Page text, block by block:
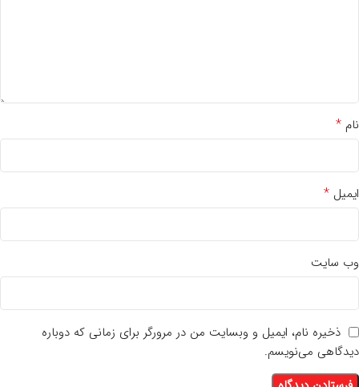
نام *
ایمیل *
وب‌ سایت
ذخیره نام، ایمیل و وبسایت من در مرورگر برای زمانی که دوباره
دیدگاهی می‌نویسم.